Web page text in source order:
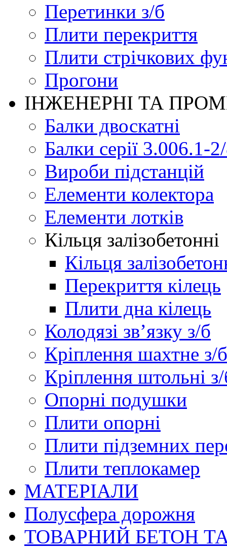
Перетинки з/б
Плити перекриття
Плити стрічкових
Прогони
ІНЖЕНЕРНІ ТА
Балки двоскатні
Балки серії 3.006.1-
Вироби підстанцій
Елементи колектора
Елементи лотків
Кільця залізобетонні
Кільця
Перекриття кілець
Плити дна кілець
Колодязі зв’язку з/б
Кріплення шахтне з/б
Кріплення штольні
Опорні подушки
Плити опорні
Плити підземних
Плити теплокамер
МАТЕРІАЛИ
Полусфера дорожня
ТОВАРНИЙ БЕТОН